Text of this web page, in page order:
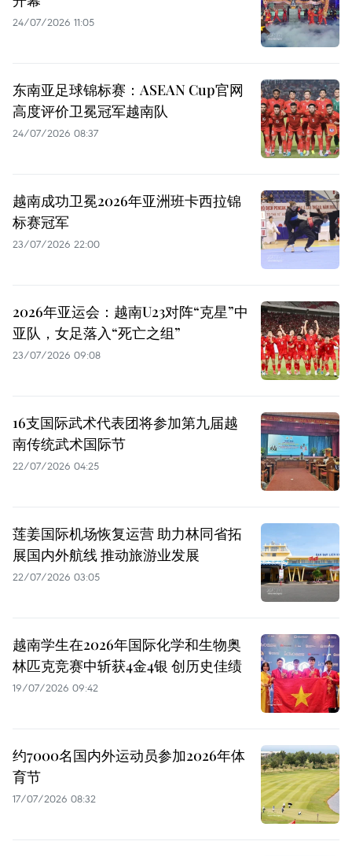
24/07/2026 11:05
东南亚足球锦标赛：ASEAN Cup官网
高度评价卫冕冠军越南队
24/07/2026 08:37
越南成功卫冕2026年亚洲班卡西拉锦
标赛冠军
23/07/2026 22:00
2026年亚运会：越南U23对阵“克星”中
亚队，女足落入“死亡之组”
23/07/2026 09:08
16支国际武术代表团将参加第九届越
南传统武术国际节
22/07/2026 04:25
莲姜国际机场恢复运营 助力林同省拓
展国内外航线 推动旅游业发展
22/07/2026 03:05
越南学生在2026年国际化学和生物奥
林匹克竞赛中斩获4金4银 创历史佳绩
19/07/2026 09:42
约7000名国内外运动员参加2026年体
育节
17/07/2026 08:32